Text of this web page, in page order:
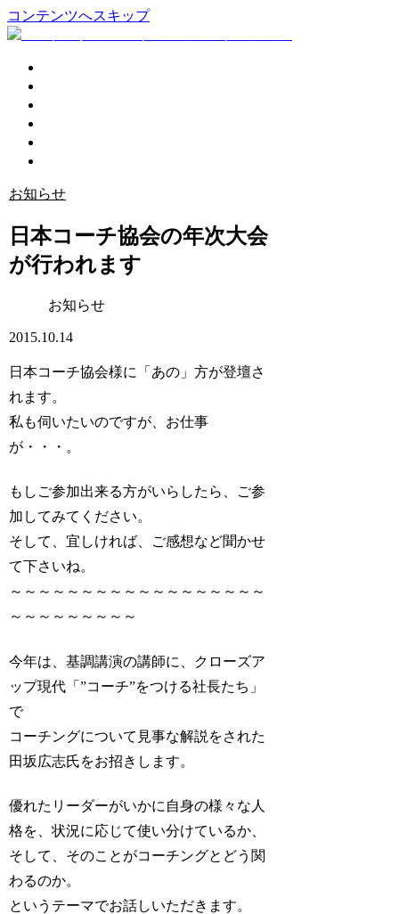
コンテンツへスキップ
お知らせ
日本コーチ協会の年次大会
が行われます
お知らせ
2015.10.14
日本コーチ協会様に「あの」方が登壇さ
れます。
私も伺いたいのですが、お仕事
が・・・。
もしご参加出来る方がいらしたら、ご参
加してみてください。
そして、宜しければ、ご感想など聞かせ
て下さいね。
～～～～～～～～～～～～～～～～～～
～～～～～～～～～
今年は、基調講演の講師に、クローズア
ップ現代「”コーチ”をつける社長たち」
で
コーチングについて見事な解説をされた
田坂広志氏をお招きします。
優れたリーダーがいかに自身の様々な人
格を、状況に応じて使い分けているか、
そして、そのことがコーチングとどう関
わるのか。
というテーマでお話しいただきます。